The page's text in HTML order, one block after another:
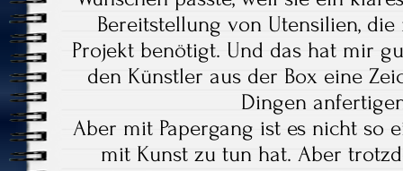
Bereitstellung von Utensilien,
Projekt benötigt. Und das hat mir
den Künstler aus der Box eine
Dingen
Aber mit Papergang ist es nicht so
mit Kunst zu tun hat. Aber